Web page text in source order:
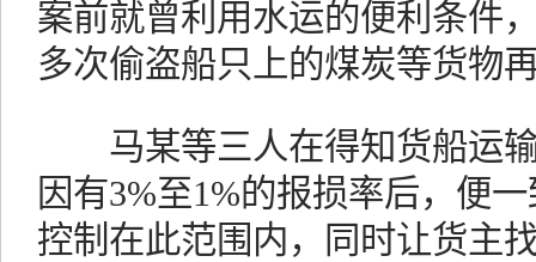
案前就曾利用水运的便利条件
多次偷盗船只上的煤炭等货物
马某等三人在得知货船运输
因有3%至1%的报损率后，便
控制在此范围内，同时让货主